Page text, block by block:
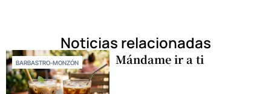
Noticias relacionadas
BARBASTRO-MONZÓN Mándame ir a ti